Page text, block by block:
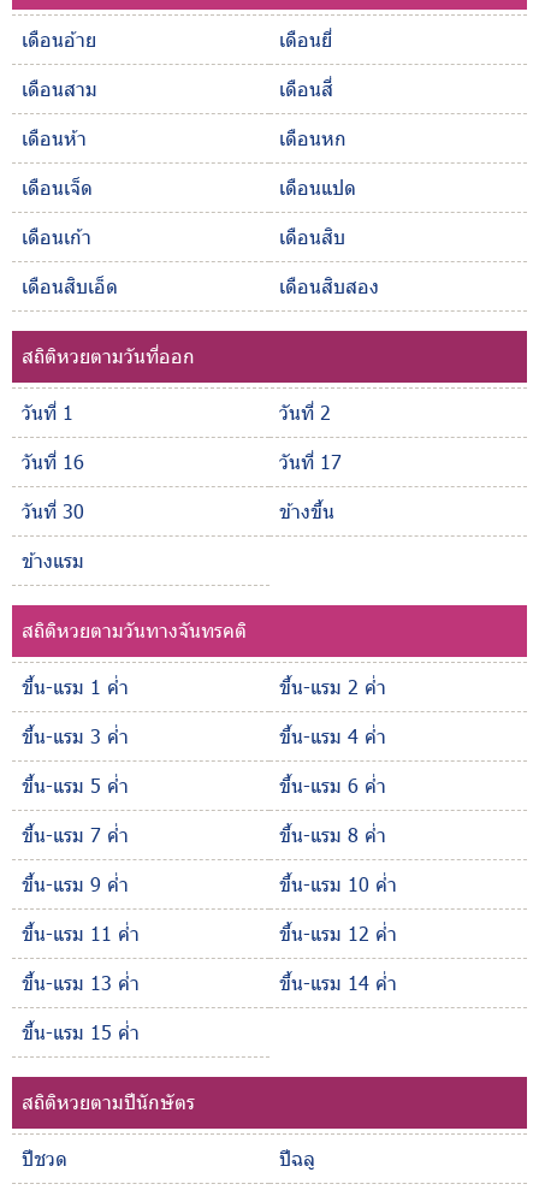
เดือนอ้าย
เดือนยี่
เดือนสาม
เดือนสี่
เดือนห้า
เดือนหก
เดือนเจ็ด
เดือนแปด
เดือนเก้า
เดือนสิบ
เดือนสิบเอ็ด
เดือนสิบสอง
สถิติหวยตามวันที่ออก
วันที่ 1
วันที่ 2
วันที่ 16
วันที่ 17
วันที่ 30
ข้างขึ้น
ข้างแรม
สถิติหวยตามวันทางจันทรคติ
ขึ้น-แรม 1 ค่ำ
ขึ้น-แรม 2 ค่ำ
ขึ้น-แรม 3 ค่ำ
ขึ้น-แรม 4 ค่ำ
ขึ้น-แรม 5 ค่ำ
ขึ้น-แรม 6 ค่ำ
ขึ้น-แรม 7 ค่ำ
ขึ้น-แรม 8 ค่ำ
ขึ้น-แรม 9 ค่ำ
ขึ้น-แรม 10 ค่ำ
ขึ้น-แรม 11 ค่ำ
ขึ้น-แรม 12 ค่ำ
ขึ้น-แรม 13 ค่ำ
ขึ้น-แรม 14 ค่ำ
ขึ้น-แรม 15 ค่ำ
สถิติหวยตามปีนักษัตร
ปีชวด
ปีฉลู